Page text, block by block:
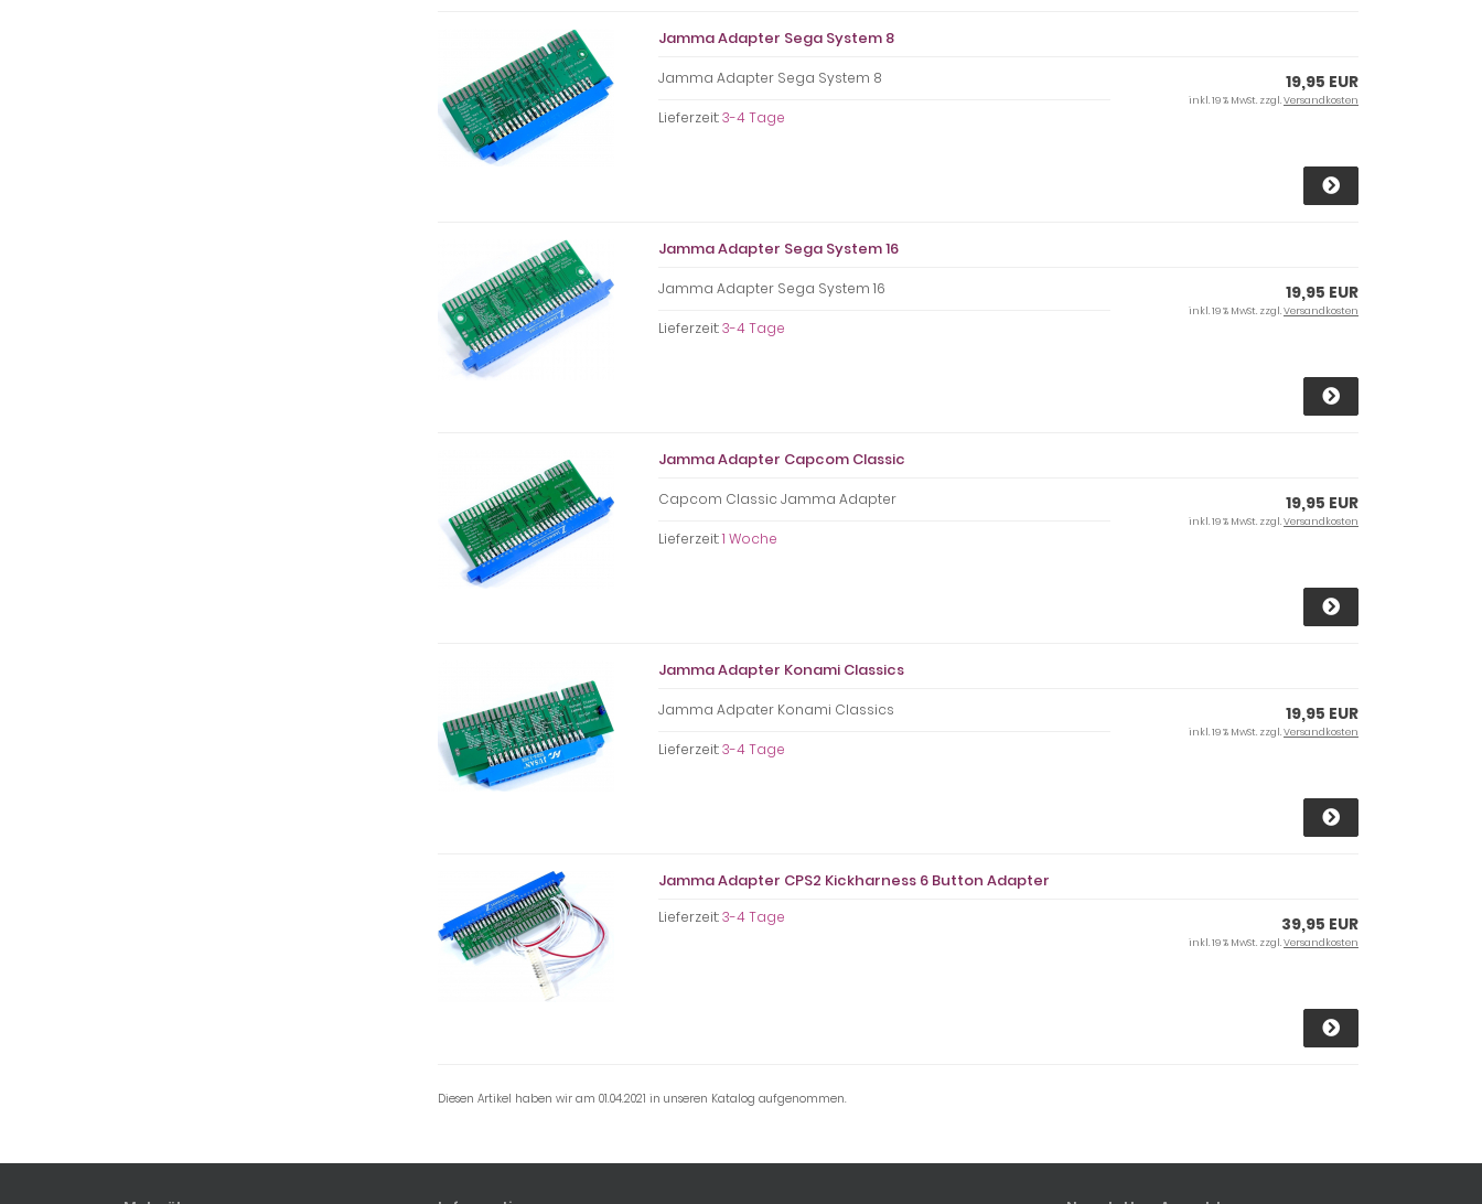
Jamma Adapter Sega System 8
Jamma Adapter Sega System 8
Lieferzeit:3-4 Tage
19,95 EUR
inkl. 19 % MwSt. zzgl.Versandkosten
Jamma Adapter Sega System 16
Jamma Adapter Sega System 16
Lieferzeit:3-4 Tage
19,95 EUR
inkl. 19 % MwSt. zzgl.Versandkosten
Jamma Adapter Capcom Classic
Capcom Classic Jamma Adapter
Lieferzeit:1 Woche
19,95 EUR
inkl. 19 % MwSt. zzgl.Versandkosten
Jamma Adapter Konami Classics
Jamma Adpater Konami Classics
Lieferzeit:3-4 Tage
19,95 EUR
inkl. 19 % MwSt. zzgl.Versandkosten
Jamma Adapter CPS2 Kickharness 6 Button Adapter
Lieferzeit:3-4 Tage 39,95 EUR
inkl. 19 % MwSt. zzgl.Versandkosten
Diesen Artikel haben wir am 01.04.2021 in unseren Katalog aufgenommen.